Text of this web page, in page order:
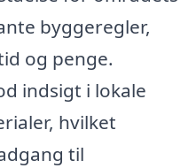
byggeregler,
og penge.
indsigt i lokale
hvilket
til